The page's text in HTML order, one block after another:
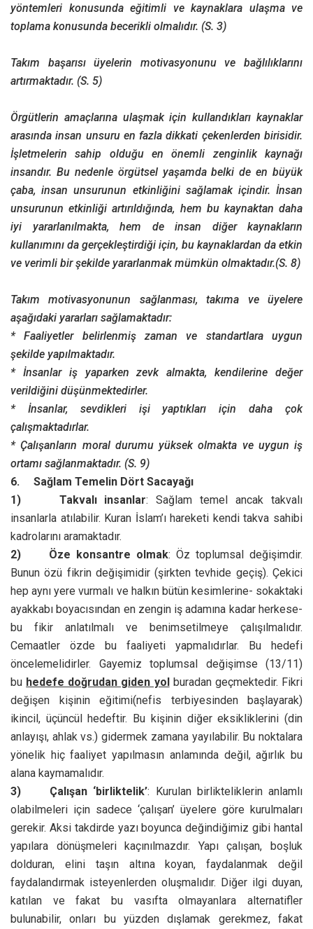
yöntemleri konusunda eğitimli ve kaynaklara ulaşma ve
toplama konusunda becerikli olmalıdır. (S. 3)
Takım başarısı üyelerin motivasyonunu ve bağlılıklarını
artırmaktadır. (S. 5)
Örgütlerin amaçlarına ulaşmak için kullandıkları kaynaklar
arasında insan unsuru en fazla dikkati çekenlerden birisidir.
İşletmelerin sahip olduğu en önemli zenginlik kaynağı
insandır. Bu nedenle örgütsel yaşamda belki de en büyük
çaba, insan unsurunun etkinliğini sağlamak içindir. İnsan
unsurunun etkinliği artırıldığında, hem bu kaynaktan daha
iyi yararlanılmakta, hem de insan diğer kaynakların
kullanımını da gerçekleştirdiği için, bu kaynaklardan da etkin
ve verimli bir şekilde yararlanmak mümkün olmaktadır.(S. 8)
Takım motivasyonunun sağlanması, takıma ve üyelere
aşağıdaki yararları sağlamaktadır:
* Faaliyetler belirlenmiş zaman ve standartlara uygun
şekilde yapılmaktadır.
* İnsanlar iş yaparken zevk almakta, kendilerine değer
verildiğini düşünmektedirler.
* İnsanlar, sevdikleri işi yaptıkları için daha çok
çalışmaktadırlar.
* Çalışanların moral durumu yüksek olmakta ve uygun iş
ortamı sağlanmaktadır. (S. 9)
6. Sağlam Temelin Dört Sacayağı
1) Takvalı insanlar: Sağlam temel ancak takvalı
insanlarla atılabilir. Kuran İslam’ı hareketi kendi takva sahibi
kadrolarını aramaktadır.
2) Öze konsantre olmak: Öz toplumsal değişimdir.
Bunun özü fikrin değişimidir (şirkten tevhide geçiş). Çekici
hep aynı yere vurmalı ve halkın bütün kesimlerine- sokaktaki
ayakkabı boyacısından en zengin iş adamına kadar herkese-
bu fikir anlatılmalı ve benimsetilmeye çalışılmalıdır.
Cemaatler özde bu faaliyeti yapmalıdırlar. Bu hedefi
öncelemelidirler. Gayemiz toplumsal değişimse (13/11)
bu hedefe doğrudan giden yolburadan geçmektedir. Fikri
değişen kişinin eğitimi(nefis terbiyesinden başlayarak)
ikincil, üçüncül hedeftir. Bu kişinin diğer eksikliklerini (din
anlayışı, ahlak vs.) gidermek zamana yayılabilir. Bu noktalara
yönelik hiç faaliyet yapılmasın anlamında değil, ağırlık bu
alana kaymamalıdır.
3) Çalışan ‘birliktelik’: Kurulan birlikteliklerin anlamlı
olabilmeleri için sadece ‘çalışan’ üyelere göre kurulmaları
gerekir. Aksi takdirde yazı boyunca değindiğimiz gibi hantal
yapılara dönüşmeleri kaçınılmazdır. Yapı çalışan, boşluk
dolduran, elini taşın altına koyan, faydalanmak değil
faydalandırmak isteyenlerden oluşmalıdır. Diğer ilgi duyan,
katılan ve fakat bu vasıfta olmayanlara alternatifler
bulunabilir, onları bu yüzden dışlamak gerekmez, fakat